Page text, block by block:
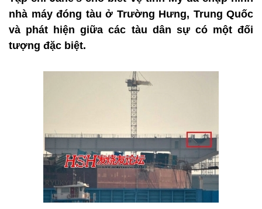
nhà máy đóng tàu ở Trường Hưng, Trung Quốc
và phát hiện giữa các tàu dân sự có một đối
tượng đặc biệt.